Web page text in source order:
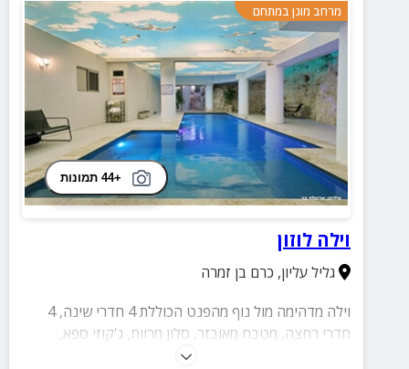
מרחב מוגן במתחם
+44 תמונות
וילה לוזון
גליל עליון, כרם בן זמרה
וילה מדהימה מול נוף מהפנט הכוללת 4 חדרי שינה, 4
חדרי רחצה, מטבח מאובזר, סלון מרווח, ג'קוזי ספא,
בריכה מקורה ומחוממת, ג'קוזי חיצוני, סאונה יבשה וחצר